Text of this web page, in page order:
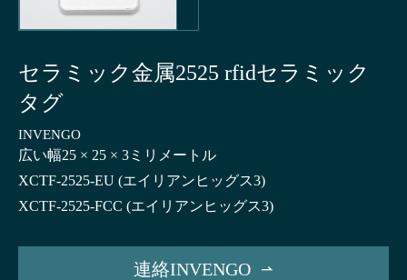
セラミック金属2525 rfidセラミック
タグ
INVENGO
広い幅25 × 25 × 3ミリメートル
XCTF-2525-EU (エイリアンヒッグス3)
XCTF-2525-FCC (エイリアンヒッグス3)
連絡INVENGO 